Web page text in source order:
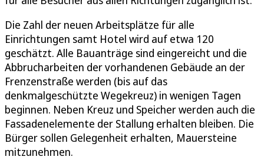
Die Zahl der neuen Arbeitsplätze für alle
Einrichtungen samt Hotel wird auf etwa 120
geschätzt. Alle Bauanträge sind eingereicht und die
Abbrucharbeiten der vorhandenen Gebäude an der
Frenzenstraße werden (bis auf das
denkmalgeschützte Wegekreuz) in wenigen Tagen
beginnen. Neben Kreuz und Speicher werden auch die
Fassadenelemente der Stallung erhalten bleiben. Die
Bürger sollen Gelegenheit erhalten, Mauersteine
mitzunehmen.